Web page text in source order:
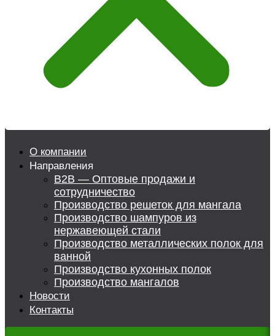
О компании
Направления
B2B — Оптовые продажи и
сотрудничество
Производство решеток для мангала
Производство шампуров из
нержавеющей стали
Производство металлических полок для
ванной
Производство кухонных полок
Производство мангалов
Новости
Контакты